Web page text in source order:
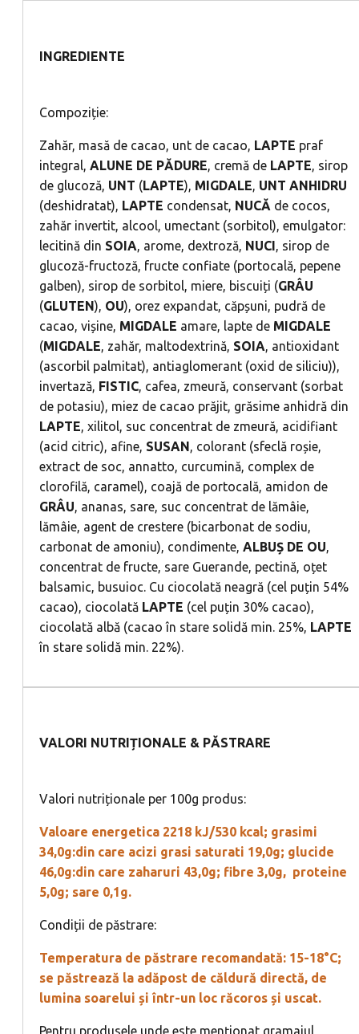
INGREDIENTE
Compoziție:
Zahăr, masă de cacao, unt de cacao, LAPTE praf
integral, ALUNE DE PĂDURE, cremă de LAPTE, sirop
de glucoză, UNT (LAPTE), MIGDALE, UNT ANHIDRU
(deshidratat), LAPTE condensat, NUCĂ de cocos,
zahăr invertit, alcool, umectant (sorbitol), emulgator:
lecitină din SOIA, arome, dextroză, NUCI, sirop de
glucoză-fructoză, fructe confiate (portocală, pepene
galben), sirop de sorbitol, miere, biscuiți (GRÂU
(GLUTEN), OU), orez expandat, căpșuni, pudră de
cacao, vișine, MIGDALE amare, lapte de MIGDALE
(MIGDALE, zahăr, maltodextrină, SOIA, antioxidant
(ascorbil palmitat), antiaglomerant (oxid de siliciu)),
invertază, FISTIC, cafea, zmeură, conservant (sorbat
de potasiu), miez de cacao prăjit, grăsime anhidră din
LAPTE, xilitol, suc concentrat de zmeură, acidifiant
(acid citric), afine, SUSAN, colorant (sfeclă roșie,
extract de soc, annatto, curcumină, complex de
clorofilă, caramel), coajă de portocală, amidon de
GRÂU, ananas, sare, suc concentrat de lămâie,
lămâie, agent de crestere (bicarbonat de sodiu,
carbonat de amoniu), condimente, ALBUȘ DE OU,
concentrat de fructe, sare Guerande, pectină, oțet
balsamic, busuioc. Cu ciocolată neagră (cel puțin 54%
cacao), ciocolată LAPTE (cel puțin 30% cacao),
ciocolată albă (cacao în stare solidă min. 25%, LAPTE
în stare solidă min. 22%).
VALORI NUTRIȚIONALE & PĂSTRARE
Valori nutriționale per 100g produs:
Valoare energetica 2218 kJ/530 kcal; grasimi
34,0g:din care acizi grasi saturati 19,0g; glucide
46,0g:din care zaharuri 43,0g; fibre 3,0g, proteine
5,0g; sare 0,1g.
Condiții de păstrare:
Temperatura de păstrare recomandată: 15-18°C;
se păstrează la adăpost de căldură directă, de
lumina soarelui și într-un loc răcoros și uscat.